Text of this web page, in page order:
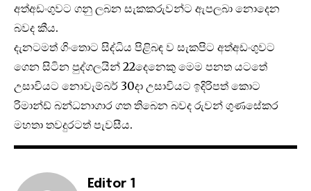
අත්අඩංගුවට ගනු ලබන සැකකරුවන්ට ඇපලබා නොදෙන
බවද කීය.
දැනටමත් ගිංතොට සිද්ධිය පිළිබඳ ව සැකපිට අත්අඩංගුවට
ගෙන සිටින පුද්ගලයින් 22දෙනෙකු මෙම පනත යටතේ
උසාවියට නොවැම්බර් 30දා උසාවියට ඉදිරිපත් කොට
රිමාන්ඩ් බන්ධනාගාර ගත තිබෙන බවද රුවන් ගුණසේකර
මහතා තවදුරටත් පැවසීය.
Editor 1